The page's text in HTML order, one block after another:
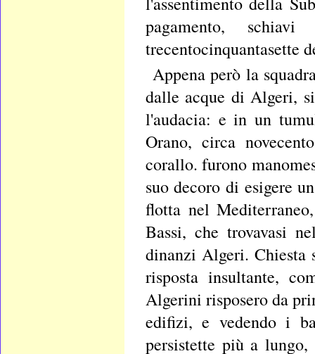
pagamento,
trecentocinquantasette
Appena però la
dalle acque di Algeri,
l'audacia: e in un
Orano, circa
corallo. furono
suo decoro di esigere
flotta nel
Bassi, che trovavasi
dinanzi Algeri. Chiesta
risposta insultante,
Algerini risposero da
edifizi, e vedendo i
persistette più a